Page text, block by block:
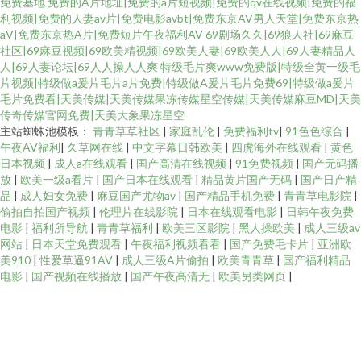
利视频|免费的人妻av片|免费电影avbt|免费东京AV男人天堂|免费东京热
aV|免费东京热A片|免费短片午夜福利AV69剧场久久|69狼人社|69麻豆
社区|69麻豆视频|69欧美精视频|69欧美人妻|69欧美人人|69人妻精品人
人|69人妻论坛|69人人操人人爽特级毛片爽www免费版|特级全黄一级毛
片视频|特级做a爰片毛片a片免费|特级做A爰片毛片免费69|特级做a爰片
毛片免费看|天美传媒|天美传媒果冻传媒星空传媒|天美传媒麻豆MD|天美
传奇传媒官网免费|天美大象果冻星空
主站蜘蛛池模板： 青青草草社区 | 家庭乱伦 | 免费福利tv| 91色色综合 |
午夜AV福利| 久草网在线 | 中文字幕日韩欧美 | 四虎海外在线观看 | 黄色
日本视频 | 成人a在线观看 | 国产高清在线视频 | 91免费视频 | 国产无码播
放 | 欧美一级a看片 | 国产日本在线观看 | 精品黄片国产无码 | 国产日产精
品 | 成人妇女免费 | 麻豆国产尤物av | 国产精品手机免费 | 青青草电影院 |
偷拍自拍国产视频 | 伦理片在线影院 | 日本在线观看电影 | 日韩午夜免费
电影 | 福利所导航 | 青青草福利 | 欧美三区影院 | 黑人操欧美 | 成人三级av
网站 | 日本天堂免费观看 | 午夜福利视频看看 | 国产免费毛卡片 | 亚洲欧
美910 |性爱草逼91AV | 成人三级A片偷拍 | 欧美青青草 | 国产福利精品
电影 | 国产视频在线播放 | 国产午夜高清无 | 欧美另类网页 |